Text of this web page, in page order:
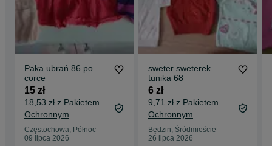
Paka ubrań 86 po
corce
15 zł
18,53 zł z Pakietem
Ochronnym
Częstochowa, Północ
09 lipca 2026
sweter sweterek
tunika 68
6 zł
9,71 zł z Pakietem
Ochronnym
Będzin, Śródmieście
26 lipca 2026